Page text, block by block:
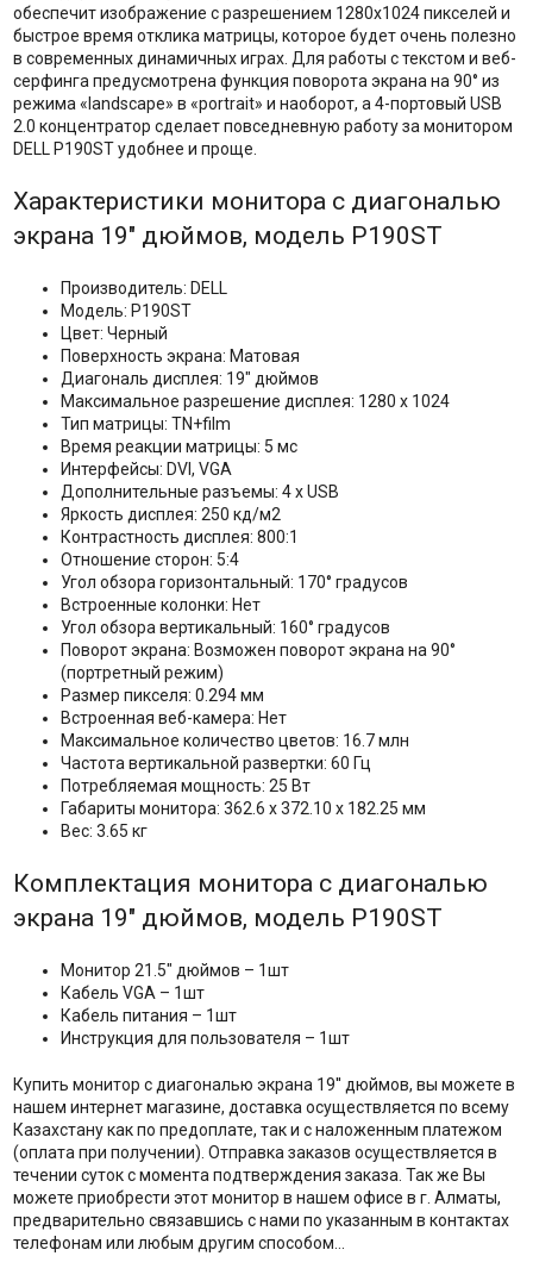
обеспечит изображение с разрешением 1280x1024 пикселей и
быстрое время отклика матрицы, которое будет очень полезно
в современных динамичных играх. Для работы с текстом и веб-
серфинга предусмотрена функция поворота экрана на 90° из
режима «landscape» в «portrait» и наоборот, а 4-портовый USB
2.0 концентратор сделает повседневную работу за монитором
DELL P190ST удобнее и проще.
Характеристики монитора с диагональю
экрана 19" дюймов, модель P190ST
Производитель: DELL
Модель: P190ST
Цвет: Черный
Поверхность экрана: Матовая
Диагональ дисплея: 19" дюймов
Максимальное разрешение дисплея: 1280 х 1024
Тип матрицы: TN+film
Время реакции матрицы: 5 мс
Интерфейсы: DVI, VGA
Дополнительные разъемы: 4 x USB
Яркость дисплея: 250 кд/м2
Контрастность дисплея: 800:1
Отношение сторон: 5:4
Угол обзора горизонтальный: 170° градусов
Встроенные колонки: Нет
Угол обзора вертикальный: 160° градусов
Поворот экрана: Возможен поворот экрана на 90°
(портретный режим)
Размер пикселя: 0.294 мм
Встроенная веб-камера: Нет
Максимальное количество цветов: 16.7 млн
Частота вертикальной развертки: 60 Гц
Потребляемая мощность: 25 Вт
Габариты монитора: 362.6 x 372.10 x 182.25 мм
Вес: 3.65 кг
Комплектация монитора с диагональю
экрана 19" дюймов, модель P190ST
Монитор 21.5" дюймов – 1шт
Кабель VGA – 1шт
Кабель питания – 1шт
Инструкция для пользователя – 1шт
Купить монитор с диагональю экрана 19'' дюймов, вы можете в
нашем интернет магазине, доставка осуществляется по всему
Казахстану как по предоплате, так и с наложенным платежом
(оплата при получении). Отправка заказов осуществляется в
течении суток с момента подтверждения заказа. Так же Вы
можете приобрести этот монитор в нашем офисе в г. Алматы,
предварительно связавшись с нами по указанным в контактах
телефонам или любым другим способом...